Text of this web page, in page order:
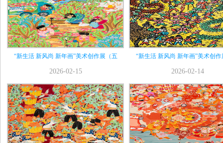
“新生活 新风尚 新年画”美术创作展（五
2026-02-15
“新生活 新风尚 新年画”美术创作
2026-02-14